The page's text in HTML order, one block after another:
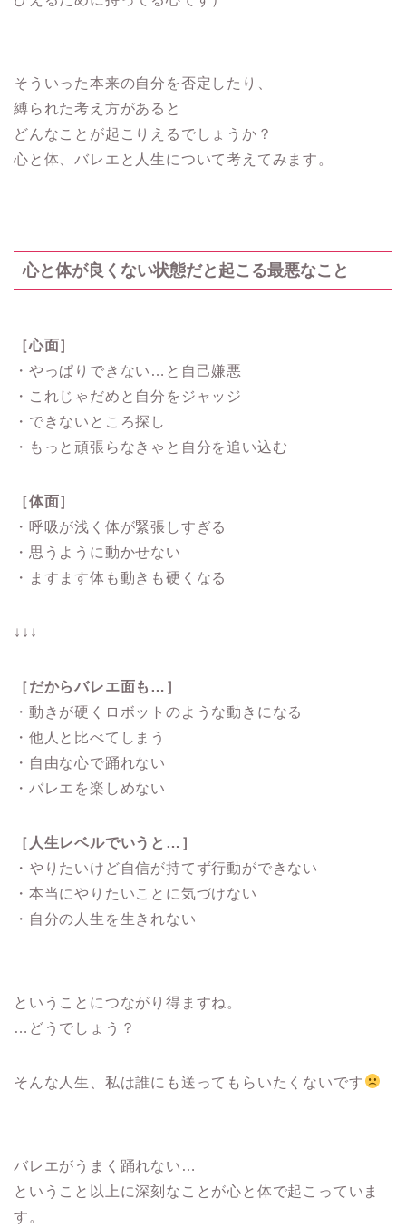
そういった本来の自分を否定したり、
縛られた考え方があると
どんなことが起こりえるでしょうか？
心と体、バレエと人生について考えてみます。
心と体が良くない状態だと起こる最悪なこと
［心面］
・やっぱりできない…と自己嫌悪
・これじゃだめと自分をジャッジ
・できないところ探し
・もっと頑張らなきゃと自分を追い込む
［体面］
・呼吸が浅く体が緊張しすぎる
・思うように動かせない
・ますます体も動きも硬くなる
↓↓↓
［だからバレエ面も…］
・動きが硬くロボットのような動きになる
・他人と比べてしまう
・自由な心で踊れない
・バレエを楽しめない
［人生レベルでいうと…］
・やりたいけど自信が持てず行動ができない
・本当にやりたいことに気づけない
・自分の人生を生きれない
ということにつながり得ますね。
…どうでしょう？
そんな人生、私は誰にも送ってもらいたくないです
バレエがうまく踊れない…
ということ以上に深刻なことが心と体で起こっていま
す。